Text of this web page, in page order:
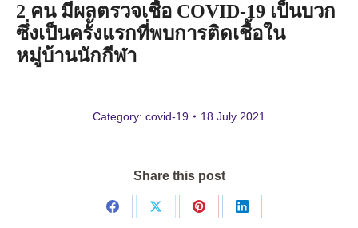
2 คน มีผลตรวจเชื้อ COVID-19 เป็นบวก
ซึ่งเป็นครั้งแรกที่พบการติดเชื้อใน
หมู่บ้านนักกีฬา
Category: covid-19 18 July 2021
Share this post
Share
Share
Share
Share